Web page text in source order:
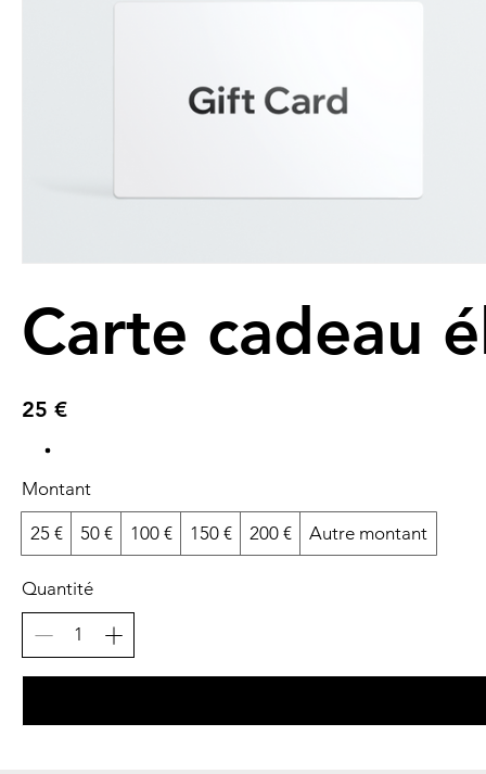
Carte cadeau
25 €
Montant
25 € 50 € 100 € 150 € 200 € Autre montant
Quantité